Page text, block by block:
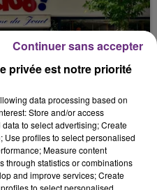
DE REIMS FERME
du centre-ville
est contraint de
privée est notre priorité
data processing based on
Store and/or access
to select advertising; Create
profiles to select personalised
Measure content
through statistics or combinations
and improve services; Create
to select personalised
Continuer sans accepter